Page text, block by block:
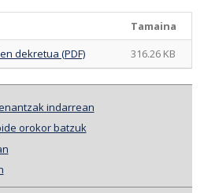
Tamaina
dekretua (PDF)
316.26 KB
indarrean
orokor batzuk